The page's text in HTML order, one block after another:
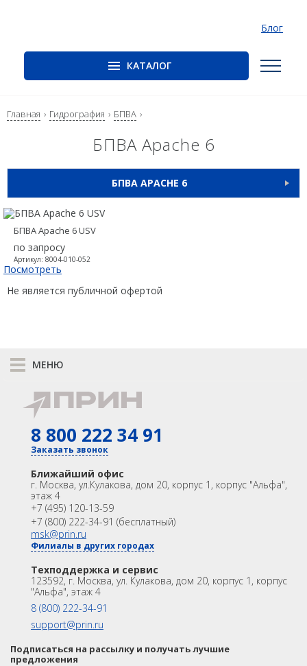
Блог
КАТАЛОГ
Spectra Precision
Руснавгеосеть
Оптика
Тахеометры
Лазерное сканирование
Мобильное лазерное сканирование
Воздушное лазерное сканирование
Программы
Аксессуары для лазерного сканирования
Контроллеры
PrinCe
EFIX
Trimble
Spectra Precision
Главная Гидрография БПВА
БПВА Apache 6
БПВА APACHE 6
ГНСС-ПРИЁМНИКИ
ЛАЗЕРНОЕ СКАНИРОВАНИЕ
КОНТРОЛЛЕРЫ
ТРАССОИСКАТЕЛИ
ПРОГРАММЫ
АГРО
САУ
МОНИТОРИНГ
БПЛА
ГИДРОГРАФИЯ
БПВА
БПВА Apache 3 Pro
БПВА Apache 4 Pro
БПВА Apache 6
БПВА Apache 6 USV
по запросу
Артикул: 8004-010-052
Посмотреть
Не является публичной офертой
8 800 222 34 91
Заказать звонок
Ближайший офис
г. Москва, ул.Кулакова, дом 20, корпус 1, корпус "Альфа",
этаж 4
+7 (495) 120-13-59
+7 (800) 222-34-91 (бесплатный)
msk@prin.ru
Филиалы в других городах
Техподдержка и сервис
123592, г. Москва, ул. Кулакова, дом 20, корпус 1, корпус
"Альфа", этаж 4
8 (800) 222-34-91
support@prin.ru
МЕНЮ
К сравнению
КАТАЛОГ
GNSS
Оптика
Лазерное сканирование
Аксеcсуары
БПА
Распродажа
ИНФОРМАЦИЯ
Акции
Техподдержка и сервис
Университет
Партнёрам
О Компании
Контакты
Подписаться на рассылку и получать лучшие
предложения